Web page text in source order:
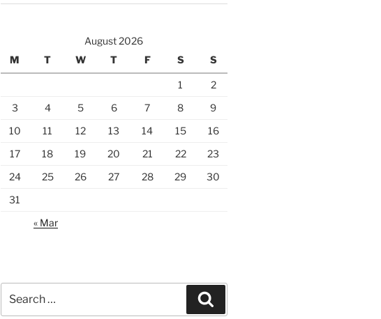
August 2026
M
T W T F S S
1
2
3
4 5 6 7 8
9
10
11 12 13 14 15
16
17
18 19 20 21 22
23
24
25 26 27 28 29
30
31
« Mar
for: